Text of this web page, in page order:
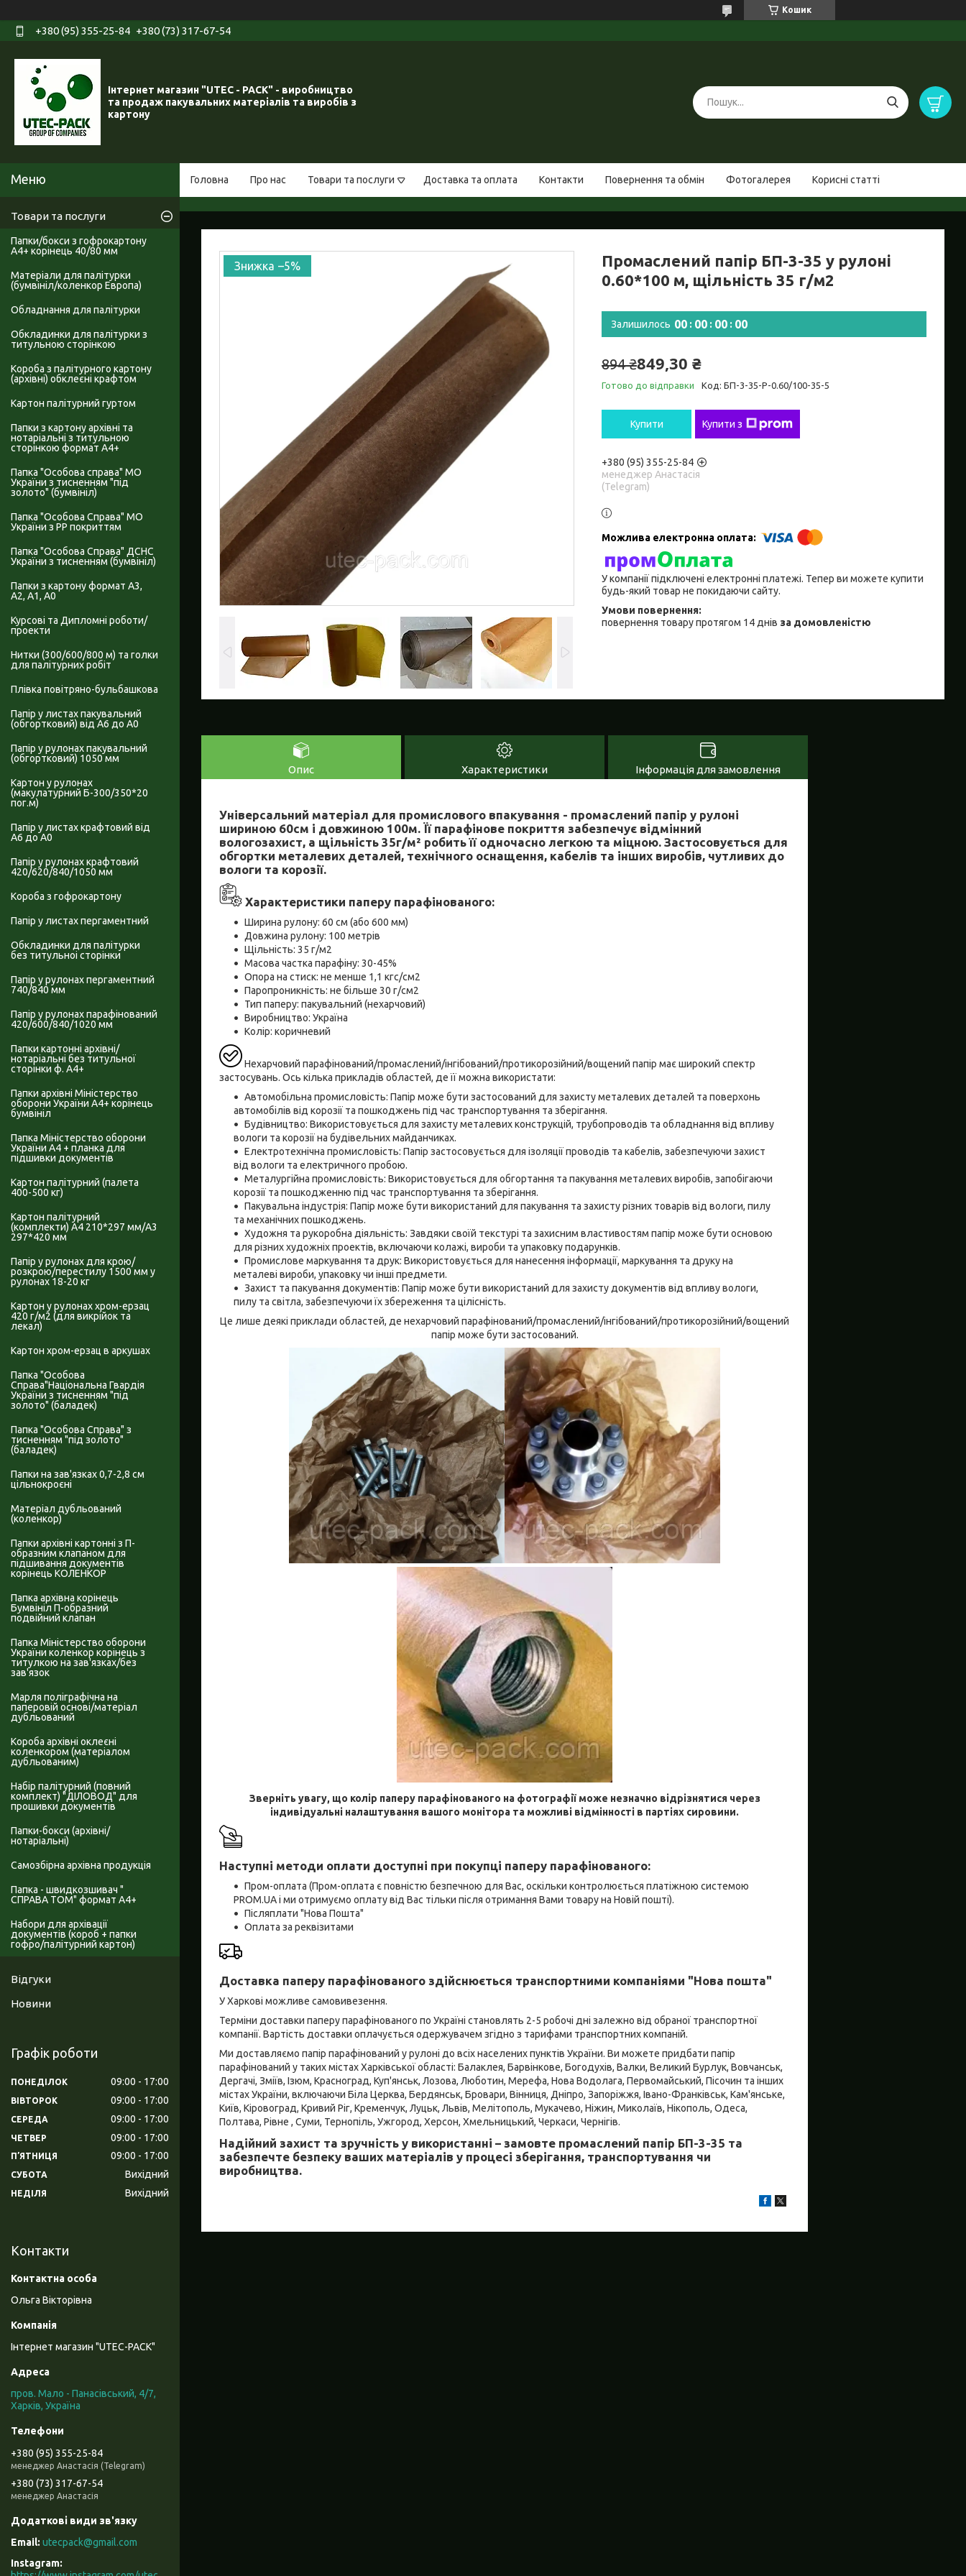
Кошик
+380 (95) 355-25-84 +380 (73) 317-67-54
Інтернет магазин "UTEC - PACK" - виробництво
та продаж пакувальних матеріалів та виробів з
картону
Головна Про нас Товари та послуги Доставка та оплата Контакти Повернення та обмін Фотогалерея Корисні статті
–5%
Промаслений папір БП-3-35 у рулоні
0.60*100 м, щільність 35 г/м2
Залишилось 00 00 00 00
894 ₴849,30 ₴
Готово до відправки Код: БП-3-35-Р-0.60/100-35-5
Купити Купити з
+380 (95) 355-25-84
менеджер Анастасія
(Telegram)
У компанії підключені електронні платежі. Тепер ви можете купити
будь-який товар не покидаючи сайту.
повернення товару протягом 14 днів за домовленістю
Опис Характеристики Інформація для замовлення
Універсальний матеріал для промислового впакування - промаслений папір у рулоні
шириною 60см і довжиною 100м. Її парафінове покриття забезпечує відмінний
вологозахист, а щільність 35г/м² робить її одночасно легкою та міцною. Застосовується для
обгортки металевих деталей, технічного оснащення, кабелів та інших виробів, чутливих до
вологи та корозії.
Характеристики паперу парафінованого:
Ширина рулону: 60 см (або 600 мм)
Довжина рулону: 100 метрів
Щільність: 35 г/м2
Масова частка парафіну: 30-45%
Опора на стиск: не менше 1,1 кгс/см2
Паропроникність: не більше 30 г/см2
Тип паперу: пакувальний (нехарчовий)
Виробництво: Україна
Колір: коричневий
Нехарчовий парафінований/промаслений/інгібований/протикорозійний/вощений папір має широкий спектр
застосувань. Ось кілька прикладів областей, де її можна використати:
Автомобільна промисловість: Папір може бути застосований для захисту металевих деталей та поверхонь
автомобілів від корозії та пошкоджень під час транспортування та зберігання.
Будівництво: Використовується для захисту металевих конструкцій, трубопроводів та обладнання від впливу
вологи та корозії на будівельних майданчиках.
Електротехнічна промисловість: Папір застосовується для ізоляції проводів та кабелів, забезпечуючи захист
від вологи та електричного пробою.
Металургійна промисловість: Використовується для обгортання та пакування металевих виробів, запобігаючи
корозії та пошкодженню під час транспортування та зберігання.
Пакувальна індустрія: Папір може бути використаний для пакування та захисту різних товарів від вологи, пилу
та механічних пошкоджень.
Художня та рукоробна діяльність: Завдяки своїй текстурі та захисним властивостям папір може бути основою
для різних художніх проектів, включаючи колажі, вироби та упаковку подарунків.
Промислове маркування та друк: Використовується для нанесення інформації, маркування та друку на
металеві вироби, упаковку чи інші предмети.
Захист та пакування документів: Папір може бути використаний для захисту документів від впливу вологи,
пилу та світла, забезпечуючи їх збереження та цілісність.
Це лише деякі приклади областей, де нехарчовий парафінований/промаслений/інгібований/протикорозійний/вощений
папір може бути застосований.
Зверніть увагу, що колір паперу парафінованого на фотографії може незначно відрізнятися через
індивідуальні налаштування вашого монітора та можливі відмінності в партіях сировини.
Наступні методи оплати доступні при покупці паперу парафінованого:
Пром-оплата (Пром-оплата є повністю безпечною для Вас, оскільки контролюється платіжною системою
PROM.UA і ми отримуємо оплату від Вас тільки після отримання Вами товару на Новій пошті).
Післяплати "Нова Пошта"
Оплата за реквізитами
Доставка паперу парафінованого здійснюється транспортними компаніями "Нова пошта"
У Харкові можливе самовивезення.
Терміни доставки паперу парафінованого по Україні становлять 2-5 робочі дні залежно від обраної транспортної
компанії. Вартість доставки оплачується одержувачем згідно з тарифами транспортних компаній.
Ми доставляємо папір парафінований у рулоні до всіх населених пунктів України. Ви можете придбати папір
парафінований у таких містах Харківської області: Балаклея, Барвінкове, Богодухів, Валки, Великий Бурлук, Вовчанськ,
Дергачі, Зміїв, Ізюм, Красноград, Куп'янськ, Лозова, Люботин, Мерефа, Нова Водолага, Первомайський, Пісочин та інших
містах України, включаючи Біла Церква, Бердянськ, Бровари, Вінниця, Дніпро, Запоріжжя, Івано-Франківськ, Кам'янське,
Київ, Кіровоград, Кривий Ріг, Кременчук, Луцьк, Львів, Мелітополь, Мукачево, Ніжин, Миколаїв, Нікополь, Одеса,
Полтава, Рівне , Суми, Тернопіль, Ужгород, Херсон, Хмельницький, Черкаси, Чернігів.
Надійний захист та зручність у використанні – замовте промаслений папір БП-3-35 та
забезпечте безпеку ваших матеріалів у процесі зберігання, транспортування чи
виробництва.
Товари та послуги
Папки/бокси з гофрокартону
А4+ корінець 40/80 мм
Матеріали для палітурки
(бумвініл/коленкор Европа)
Обладнання для палітурки
Обкладинки для палітурки з
титульною сторінкою
Короба з палітурного картону
(архівні) обклеєні крафтом
Картон палітурний гуртом
Папки з картону архівні та
нотаріальні з титульною
сторінкою формат А4+
Папка "Особова справа" МО
України з тисненням "під
золото" (бумвініл)
Папка "Особова Справа" МО
України з PP покриттям
Папка "Особова Справа" ДСНС
України з тисненням (бумвініл)
Папки з картону формат А3,
А2, А1, А0
Курсові та Дипломні роботи/
проекти
Нитки (300/600/800 м) та голки
для палітурних робіт
Плівка повітряно-бульбашкова
Папір у листах пакувальний
(обгортковий) від А6 до А0
Папір у рулонах пакувальний
(обгортковий) 1050 мм
Картон у рулонах
(макулатурний Б-300/350*20
пог.м)
Папір у листах крафтовий від
А6 до А0
Папір у рулонах крафтовий
420/620/840/1050 мм
Короба з гофрокартону
Папір у листах пергаментний
Обкладинки для палітурки
без титульноі сторінки
Папір у рулонах пергаментний
740/840 мм
Папір у рулонах парафінований
420/600/840/1020 мм
Папки картонні архівні/
нотаріальні без титульної
сторінки ф. А4+
Папки архівні Міністерство
оборони України А4+ корінець
бумвініл
Папка Міністерство оборони
України А4 + планка для
підшивки документів
Картон палітурний (палета
400-500 кг)
Картон палітурний
(комплекти) А4 210*297 мм/А3
297*420 мм
Папір у рулонах для крою/
розкрою/перестилу 1500 мм у
рулонах 18-20 кг
Картон у рулонах хром-ерзац
420 г/м2 (для викрійок та
лекал)
Картон хром-ерзац в аркушах
Папка "Особова
Справа"Національна Гвардія
України з тисненням "під
золото" (баладек)
Папка "Особова Справа" з
тисненням "під золото"
(баладек)
Папки на зав'язках 0,7-2,8 см
цільнокроєні
Матеріал дубльований
(коленкор)
Папки архівні картонні з П-
образним клапаном для
підшивання документів
корінець КОЛЕНКОР
Папка архівна корінець
Бумвініл П-образний
подвійний клапан
Папка Міністерство оборони
України коленкор корінець з
титулкою на зав'язках/без
зав'язок
Марля поліграфічна на
паперовій основі/матеріал
дубльований
Короба архівні оклеєні
коленкором (матеріалом
дубльованим)
Набір палітурний (повний
комплект) "ДІЛОВОД" для
прошивки документів
Папки-бокси (архівні/
нотаріальні)
Самозбірна архівна продукція
Папка - швидкозшивач "
СПРАВА ТОМ" формат А4+
Набори для архівації
документів (короб + папки
гофро/палітурний картон)
Відгуки
Новини
Графік роботи
ПОНЕДІЛОК 09:00 17:00
ВІВТОРОК 09:00 17:00
СЕРЕДА 09:00 17:00
ЧЕТВЕР 09:00 17:00
ПʼЯТНИЦЯ 09:00 17:00
СУБОТА Вихідний
НЕДІЛЯ Вихідний
Контакти
Ольга Вікторівна
Інтернет магазин "UTEC-PACK"
пров. Мало - Панасівський, 4/7,
Харків, Україна
+380 (95) 355-25-84
менеджер Анастасія (Telegram)
+380 (73) 317-67-54
менеджер Анастасія
utecpack@gmail.com
Instagram